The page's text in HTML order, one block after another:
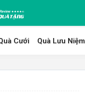
Cưới Quà Lưu Niệm